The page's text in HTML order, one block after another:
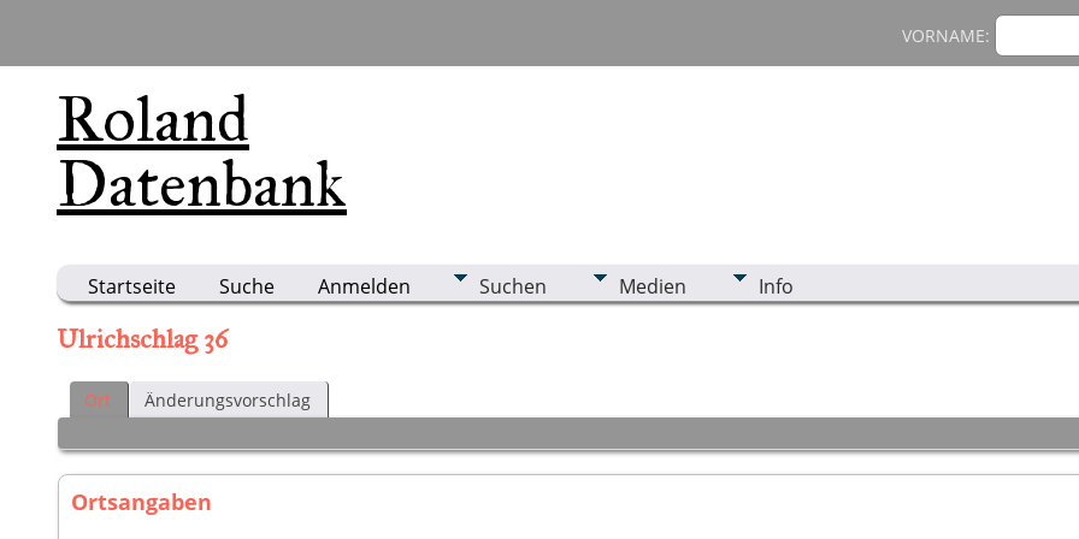
Roland
Datenbank
VORNAME:
Startseite Suche Anmelden Suchen Medien Info
Ulrichschlag 36
Ort Änderungsvorschlag
Ortsangaben